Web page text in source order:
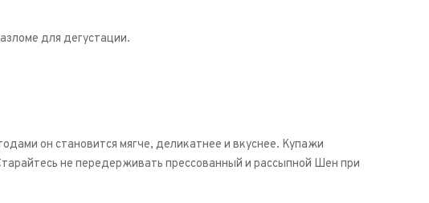
для дегустации.
он становится мягче, деликатнее и вкуснее. Купажи
не передерживать прессованный и рассыпной Шен при